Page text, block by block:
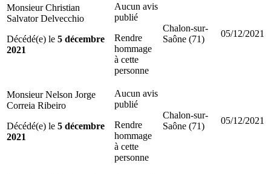
Monsieur Christian
Salvator Delvecchio
Décédé(e) le 5 décembre
2021
Aucun avis
publié
Rendre
hommage
à cette
personne
Chalon-sur-
Saône (71)
05/12/2021
Monsieur Nelson Jorge
Correia Ribeiro
Décédé(e) le 5 décembre
2021
Aucun avis
publié
Rendre
hommage
à cette
personne
Chalon-sur-
Saône (71)
05/12/2021